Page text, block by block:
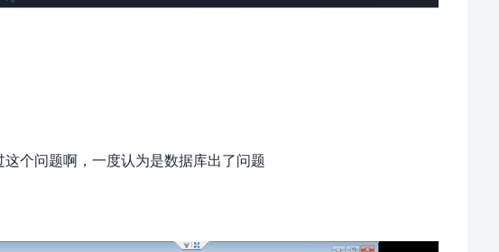
个问题啊，一度认为是数据库出了问题